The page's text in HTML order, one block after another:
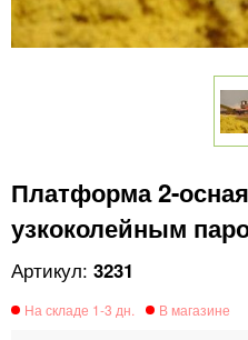
Платформа 2-
узкоколейным
3231